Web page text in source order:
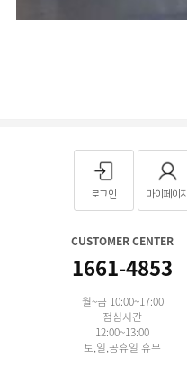
로그인 마이페이지
CUSTOMER CENTER
1661-4853
월~금 10:00~17:00
점심시간
12:00~13:00
토,일,공휴일 휴무